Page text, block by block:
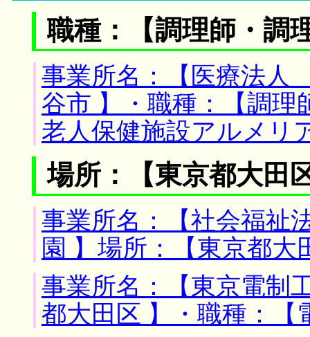
職種：【調理師・調
事業所名：【医療法人
谷市 】・職種：【調理
老人保健施設アルメリ
場所：【東京都大田
事業所名：【社会福
園 】場所：【東京都
事業所名：【東京電制
都大田区 】・職種：